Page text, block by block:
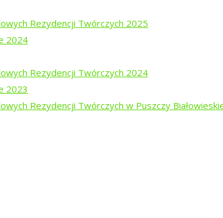
Rezydencji Twórczych 2025
2024
Rezydencji Twórczych 2024
2023
Rezydencji Twórczych w Puszczy